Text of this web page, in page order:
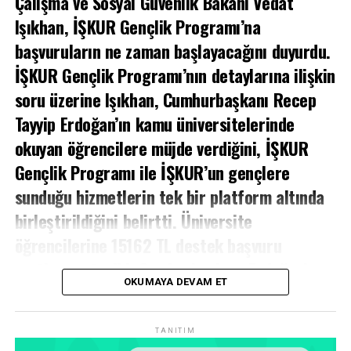
isteyen öğrencilerin stantta kayıt yaptırabileceklerini
belirten Yavuz, bu programın gerçekleştirilmesindeki
emeği geçen tüm iç ve dış paydaşlara teşekkür etti.
Facebook
Mastodon
EmailShare
Işıkhan, İŞKUR Gençlik Programı’na
başvuruların ne zaman başlayacağını duyurdu.
İŞKUR Gençlik Programı’nın detaylarına ilişkin
soru üzerine Işıkhan, Cumhurbaşkanı Recep
Tayyip Erdoğan’ın kamu üniversitelerinde
okuyan öğrencilere müjde verdiğini, İŞKUR
Gençlik Programı ile İŞKUR’un gençlere
sunduğu hizmetlerin tek bir platform altında
birleştirildiğini belirtti. Üniversite
şartları ve tarihi, Cumhurbaşkanı Erdoğan’ın
açıklamaları ile gündeme geldi. İŞKUR gençlik
programı detayları özellikle üniversite
öğrencileri tarafından merak ediliyor.
OKUMAYA DEVAM ET
TANITIM